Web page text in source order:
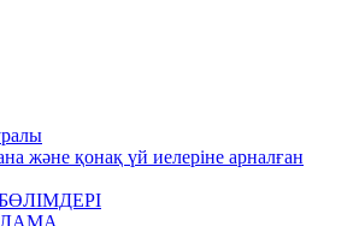
және қонақ үй иелеріне арналған